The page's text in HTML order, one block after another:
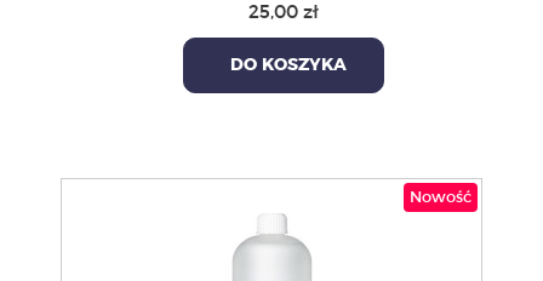
25,00 zł
DO KOSZYKA
Nowość